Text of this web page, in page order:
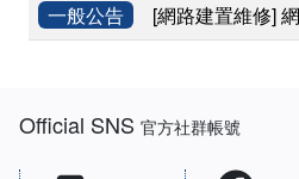
一般公告
[網路建置維修]
Official SNS官方社群帳號